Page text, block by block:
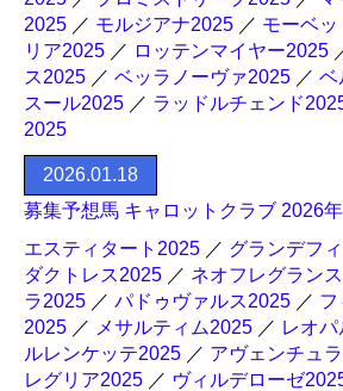
2025 ／ モルジアナ2025 ／ モーベ
リア2025 ／ ロッテンマイヤー2025
ス2025 ／ ベッラノーヴァ2025 ／ ベ
スール2025 ／ ラッドルチェンド
2025
2026.01.18
募集予想馬 キャロットクラブ 2026
エスティタート2025 ／ グランデフ
ダクトレス2025 ／ ネオフレグラン
ラ2025 ／ パドゥヴァルス2025 ／ フ
2025 ／ メサルティム2025 ／ レオ
ルレンケッテ2025 ／ アヴェンチュ
レグリア2025 ／ ヴィルデローゼ